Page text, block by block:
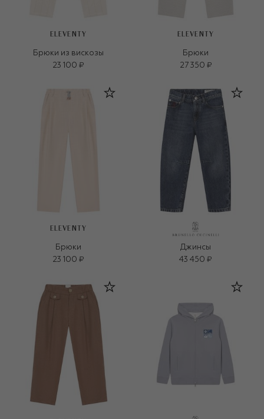
ELEVENTY
Брюки из вискозы
23 100 ₽
ELEVENTY
Брюки
27 350 ₽
ELEVENTY
Брюки
23 100 ₽
Джинсы
43 450 ₽